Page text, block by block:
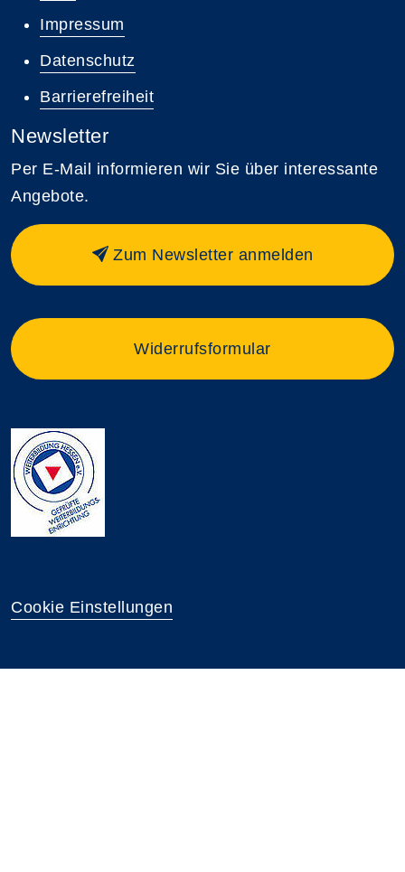
Impressum
Datenschutz
Barrierefreiheit
Newsletter
Per E-Mail informieren wir Sie über interessante
Angebote.
Zum Newsletter anmelden
Widerrufsformular
Cookie Einstellungen